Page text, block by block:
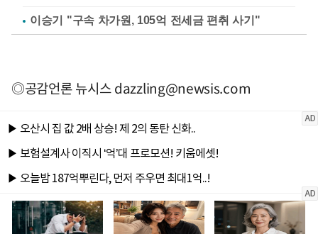
이승기 "구속 차가원, 105억 전세금 편취 사기"
◎공감언론 뉴시스dazzling@newsis.com